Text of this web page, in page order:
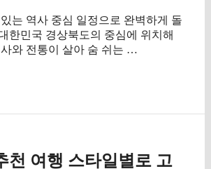
는 역사 중심 일정으로 완벽하게 돌
한민국 경상북도의 중심에 위치해
와 전통이 살아 숨 쉬는 …
천 여행 스타일별로 고